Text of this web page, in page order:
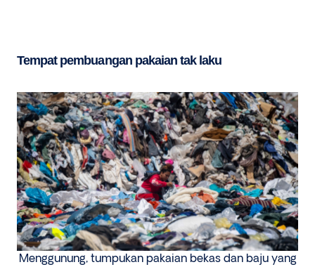
Tempat pembuangan pakaian tak laku
Menggunung, tumpukan pakaian bekas dan baju yang